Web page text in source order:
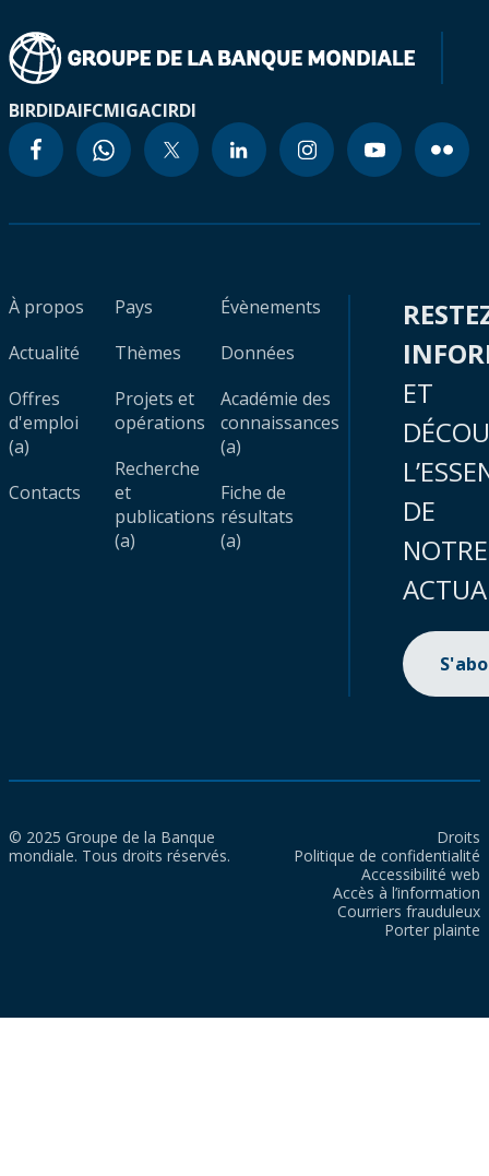
BIRDIDAIFCMIGACIRDI
À propos
Actualité
Offres
d'emploi
(a)
Contacts
Pays
Thèmes
Projets et
opérations
Recherche
et
publications
(a)
Évènements
Données
Académie des
connaissances
(a)
Fiche de
résultats
(a)
ET
DE
NOTRE
© 2025 Groupe de la Banque
mondiale. Tous droits réservés.
Droits
Politique de confidentialité
Accessibilité web
Accès à l’information
Courriers frauduleux
Porter plainte